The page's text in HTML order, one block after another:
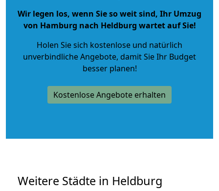
Wir legen los, wenn Sie so weit sind, Ihr Umzug
von Hamburg nach Heldburg wartet auf Sie!
Holen Sie sich kostenlose und natürlich
unverbindliche Angebote, damit Sie Ihr Budget
besser planen!
Kostenlose Angebote erhalten
Weitere Städte in Heldburg